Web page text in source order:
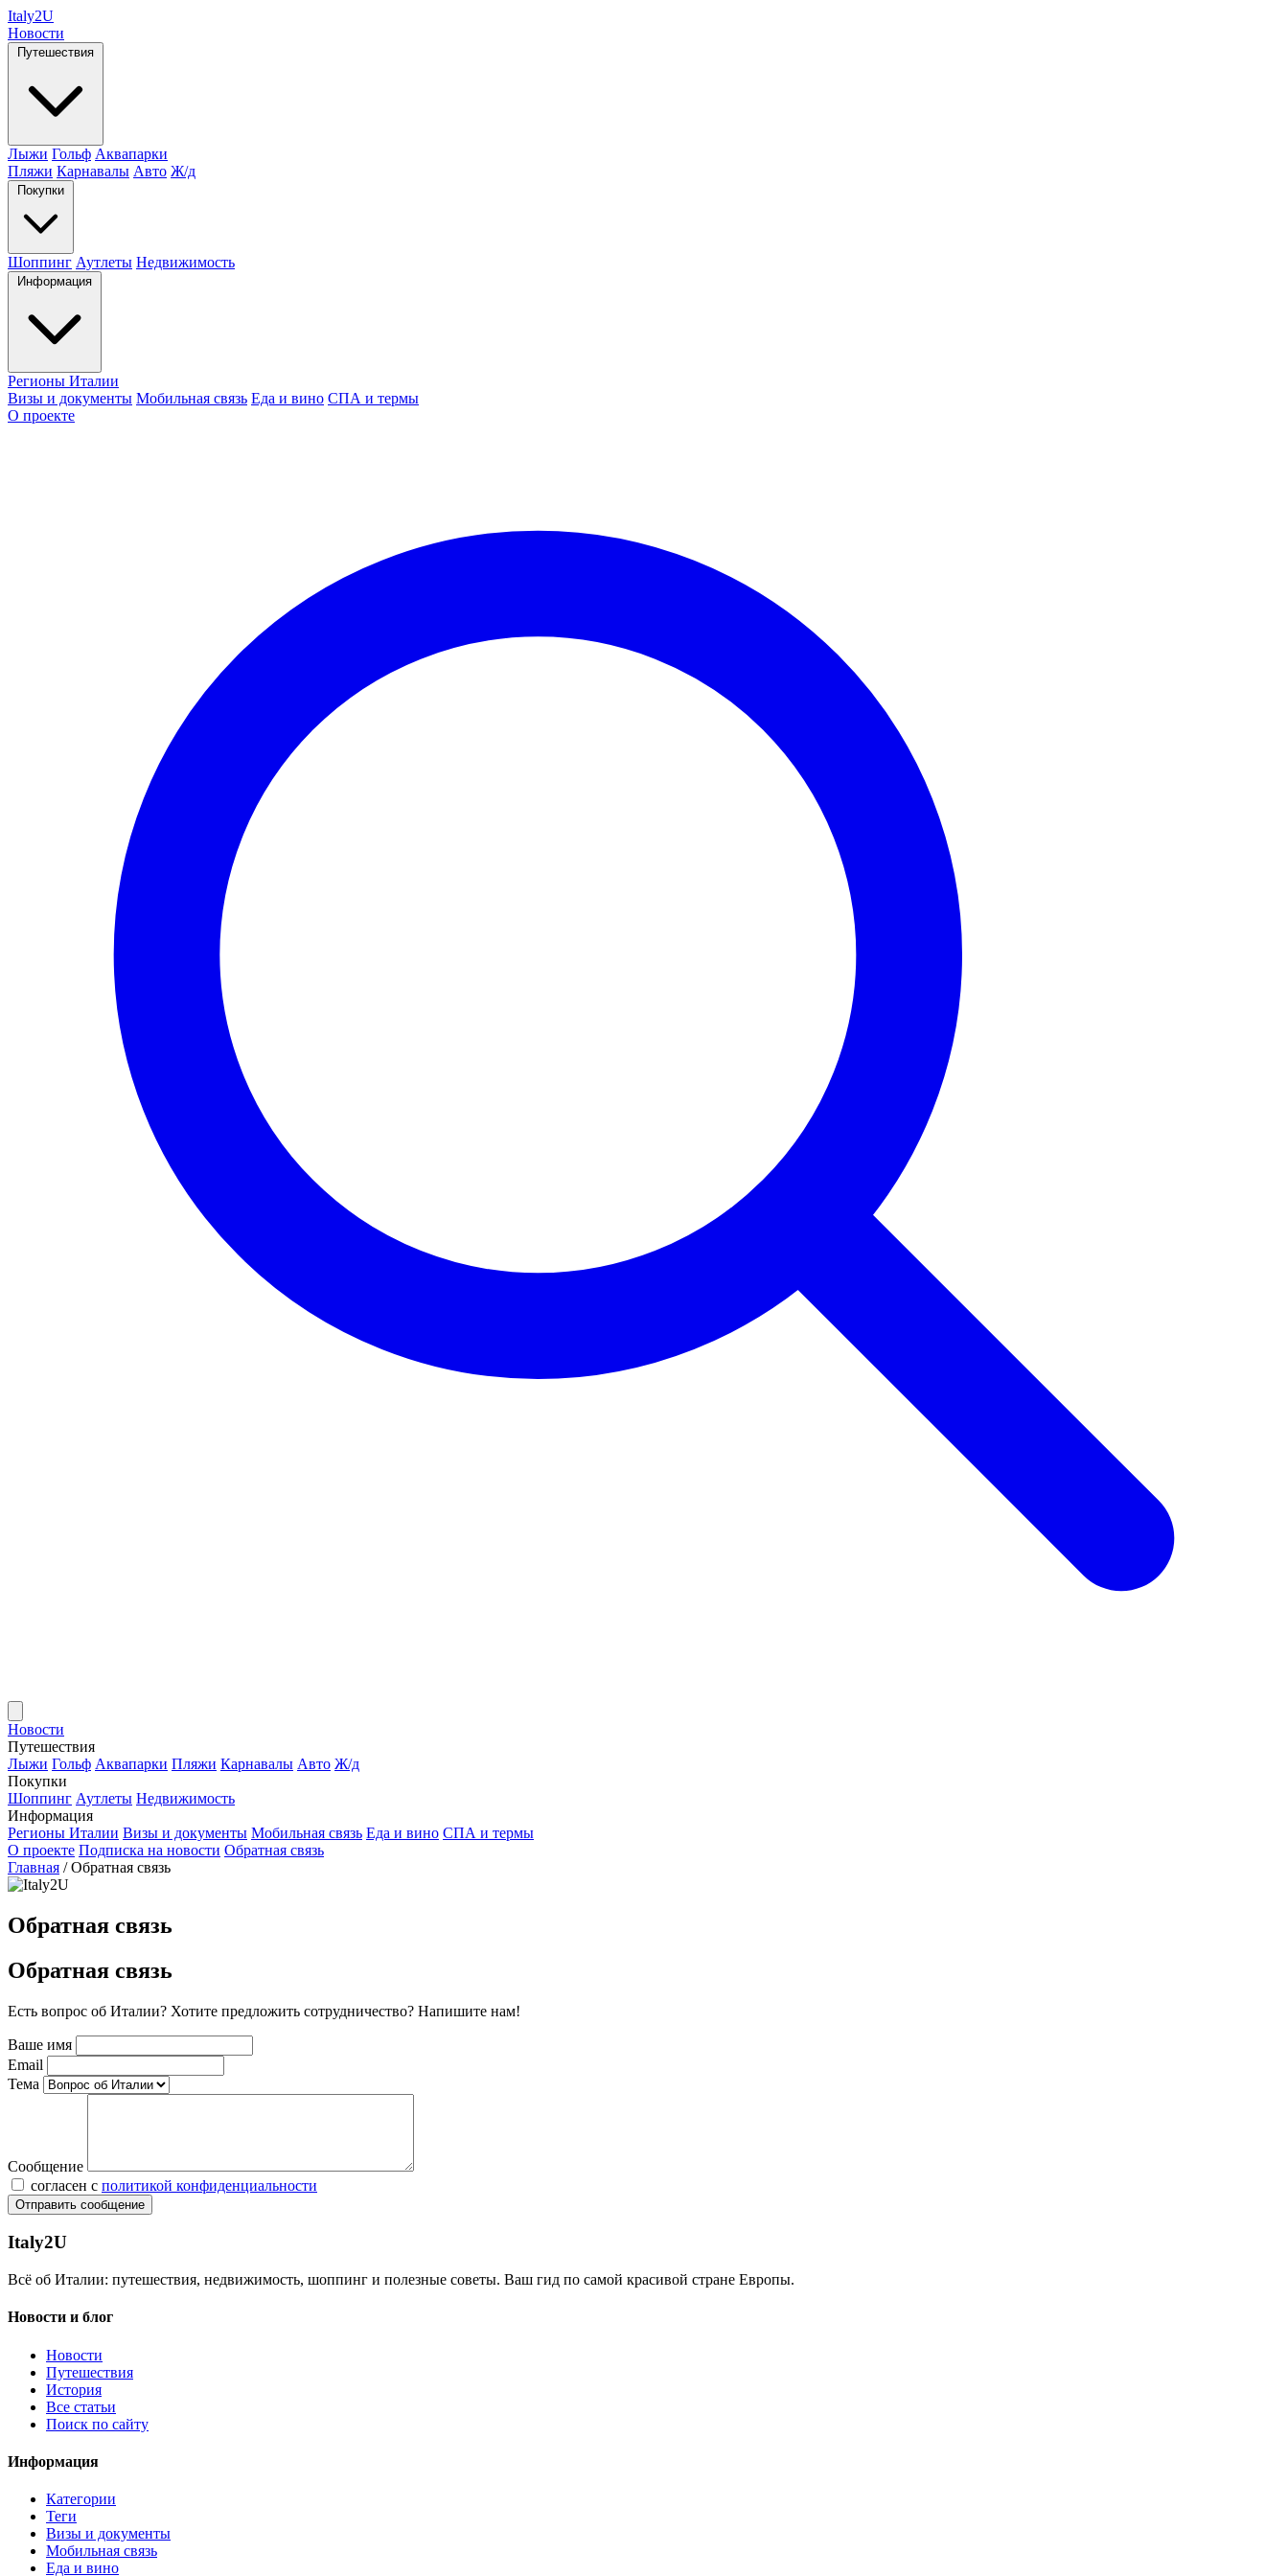
Italy2U
Новости
Путешествия
Лыжи Гольф Аквапарки
Пляжи Карнавалы Авто Ж/д
Покупки
Шоппинг Аутлеты Недвижимость
Информация
Регионы Италии
Визы и документы Мобильная связь Еда и вино СПА и термы
О проекте
Новости
Путешествия
Лыжи Гольф Аквапарки Пляжи Карнавалы Авто Ж/д
Покупки
Шоппинг Аутлеты Недвижимость
Информация
Регионы Италии Визы и документы Мобильная связь Еда и вино СПА и термы
О проекте Подписка на новости Обратная связь
Главная / Обратная связь
Обратная связь
Обратная связь
Есть вопрос об Италии? Хотите предложить сотрудничество? Напишите нам!
Ваше имя
Email
Тема
Сообщение
согласен с политикой конфиденциальности
Отправить сообщение
Italy2U
Всё об Италии: путешествия, недвижимость, шоппинг и полезные советы. Ваш гид по самой красивой стране Европы.
Новости и блог
Новости
Путешествия
История
Все статьи
Поиск по сайту
Информация
Категории
Теги
Визы и документы
Мобильная связь
Еда и вино